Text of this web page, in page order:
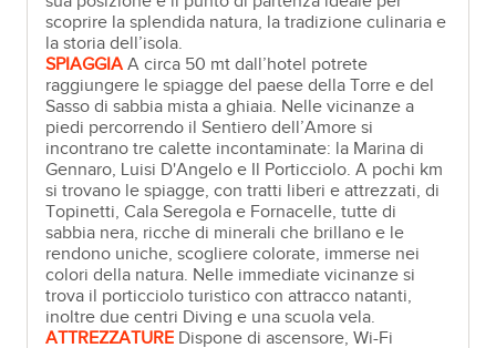
scoprire la splendida natura, la tradizione culinaria e
la storia dell’isola.
SPIAGGIA A circa 50 mt dall’hotel potrete
raggiungere le spiagge del paese della Torre e del
Sasso di sabbia mista a ghiaia. Nelle vicinanze a
piedi percorrendo il Sentiero dell’Amore si
incontrano tre calette incontaminate: la Marina di
Gennaro, Luisi D'Angelo e Il Porticciolo. A pochi km
si trovano le spiagge, con tratti liberi e attrezzati, di
Topinetti, Cala Seregola e Fornacelle, tutte di
sabbia nera, ricche di minerali che brillano e le
rendono uniche, scogliere colorate, immerse nei
colori della natura. Nelle immediate vicinanze si
trova il porticciolo turistico con attracco natanti,
inoltre due centri Diving e una scuola vela.
ATTREZZATURE Dispone di ascensore, Wi-Fi